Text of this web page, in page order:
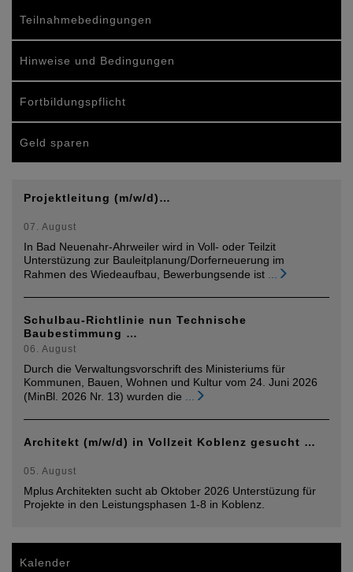
Teilnahmebedingungen
Hinweise und Bedingungen
Fortbildungspflicht
Geld sparen
Projektleitung (m/w/d)…
07. August
In Bad Neuenahr-Ahrweiler wird in Voll- oder Teilzit
Unterstüzung zur Bauleitplanung/Dorferneuerung im
Rahmen des Wiedeaufbau, Bewerbungsende ist
Schulbau-Richtlinie nun Technische
Baubestimmung …
06. August
Durch die Verwaltungsvorschrift des Ministeriums für
Kommunen, Bauen, Wohnen und Kultur vom 24. Juni 2026
(MinBl. 2026 Nr. 13) wurden die
Architekt (m/w/d) in Vollzeit Koblenz gesucht …
05. August
Mplus Architekten sucht ab Oktober 2026 Unterstüzung für
Projekte in den Leistungsphasen 1-8 in Koblenz.
Kalender